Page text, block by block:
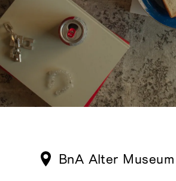
BnA Alter Museum